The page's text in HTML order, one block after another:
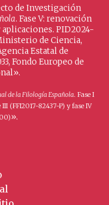
de Investigación
. Fase V: renovación
PID2024-
de Ciencia,
Estatal de
Fondo Europeo de
de la Filología Española. Fase I
III (FFI2017-82437-P) y fase IV
».